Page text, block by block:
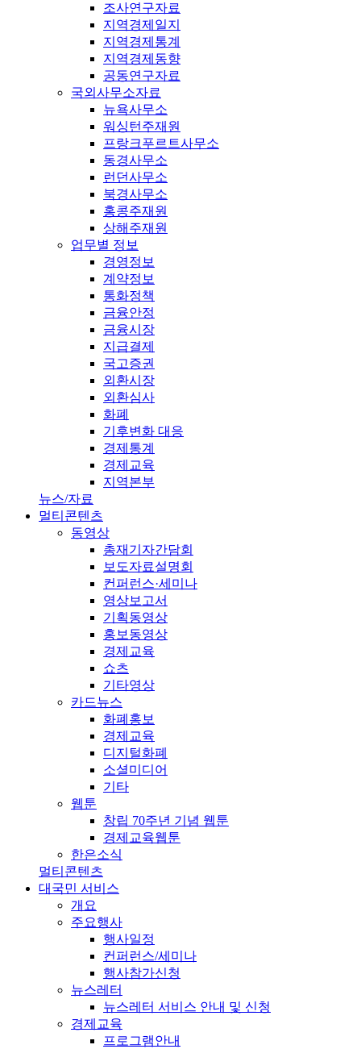
조사연구자료
지역경제일지
지역경제통계
지역경제동향
공동연구자료
국외사무소자료
뉴욕사무소
워싱턴주재원
프랑크푸르트사무소
동경사무소
런던사무소
북경사무소
홍콩주재원
상해주재원
업무별 정보
경영정보
계약정보
통화정책
금융안정
금융시장
지급결제
국고증권
외환시장
외환심사
화폐
기후변화 대응
경제통계
경제교육
지역본부
뉴스/자료
멀티콘텐츠
동영상
총재기자간담회
보도자료설명회
컨퍼런스·세미나
영상보고서
기획동영상
홍보동영상
경제교육
쇼츠
기타영상
카드뉴스
화폐홍보
경제교육
디지털화폐
소셜미디어
기타
웹툰
창립 70주년 기념 웹툰
경제교육웹툰
한은소식
멀티콘텐츠
대국민 서비스
개요
주요행사
행사일정
컨퍼런스/세미나
행사참가신청
뉴스레터
뉴스레터 서비스 안내 및 신청
경제교육
프로그램안내